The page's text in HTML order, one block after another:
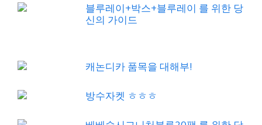
블루레이+박스+블루레이 를 위한 당
신의 가이드
캐논디카 품목을 대해부!
방수자켓 ㅎㅎㅎ